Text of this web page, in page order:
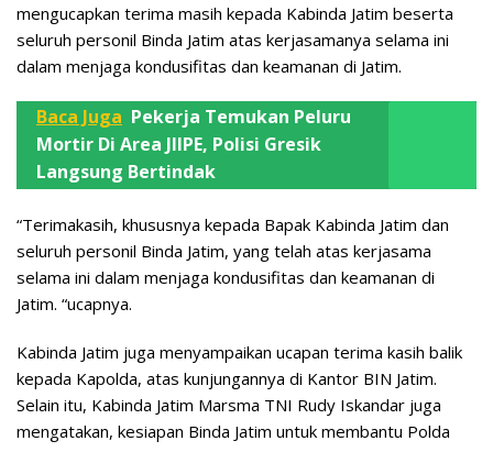
mengucapkan terima masih kepada Kabinda Jatim beserta
seluruh personil Binda Jatim atas kerjasamanya selama ini
dalam menjaga kondusifitas dan keamanan di Jatim.
Baca Juga Pekerja Temukan Peluru
Mortir Di Area JIIPE, Polisi Gresik
Langsung Bertindak
“Terimakasih, khususnya kepada Bapak Kabinda Jatim dan
seluruh personil Binda Jatim, yang telah atas kerjasama
selama ini dalam menjaga kondusifitas dan keamanan di
Jatim. “ucapnya.
Kabinda Jatim juga menyampaikan ucapan terima kasih balik
kepada Kapolda, atas kunjungannya di Kantor BIN Jatim.
Selain itu, Kabinda Jatim Marsma TNI Rudy Iskandar juga
mengatakan, kesiapan Binda Jatim untuk membantu Polda